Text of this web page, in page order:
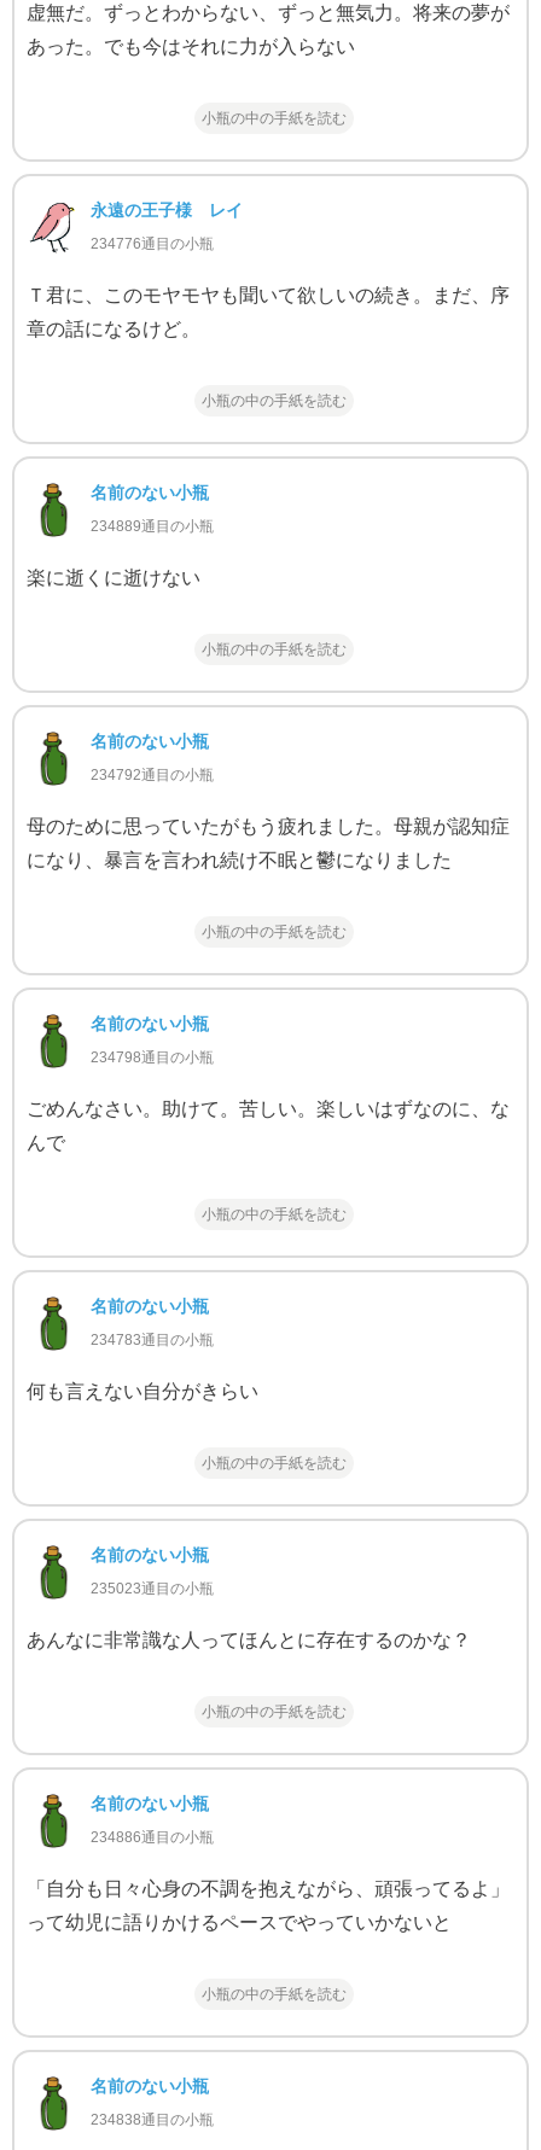
虚無だ。ずっとわからない、ずっと無気力。将来の夢が
あった。でも今はそれに力が入らない
小瓶の中の手紙を読む
永遠の王子様 レイ
234776通目の小瓶
Ｔ君に、このモヤモヤも聞いて欲しいの続き。まだ、序
章の話になるけど。
小瓶の中の手紙を読む
名前のない小瓶
234889通目の小瓶
楽に逝くに逝けない
小瓶の中の手紙を読む
名前のない小瓶
234792通目の小瓶
母のために思っていたがもう疲れました。母親が認知症
になり、暴言を言われ続け不眠と鬱になりました
小瓶の中の手紙を読む
名前のない小瓶
234798通目の小瓶
ごめんなさい。助けて。苦しい。楽しいはずなのに、な
んで
小瓶の中の手紙を読む
名前のない小瓶
234783通目の小瓶
何も言えない自分がきらい
小瓶の中の手紙を読む
名前のない小瓶
235023通目の小瓶
あんなに非常識な人ってほんとに存在するのかな？
小瓶の中の手紙を読む
名前のない小瓶
234886通目の小瓶
「自分も日々心身の不調を抱えながら、頑張ってるよ」
って幼児に語りかけるペースでやっていかないと
小瓶の中の手紙を読む
名前のない小瓶
234838通目の小瓶